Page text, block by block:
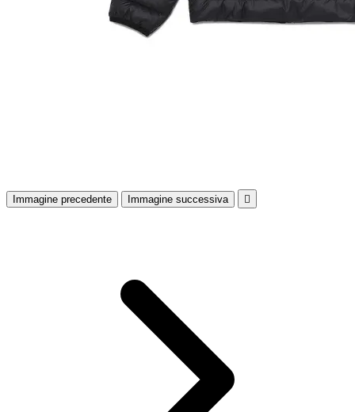
Immagine precedente Immagine successiva 